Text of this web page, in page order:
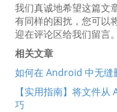
我们真诚地希望这篇文
有同样的困扰，您可以
迎在评论区给我们留言。
相关文章
如何在 Android 中无缝
【实用指南】将文件
巧